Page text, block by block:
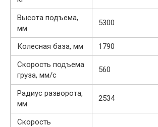
Высота подъема,
мм
5300
Колесная база, мм 1790
Скорость подъема
груза, мм/с
560
Радиус разворота,
мм
2534
Скорость